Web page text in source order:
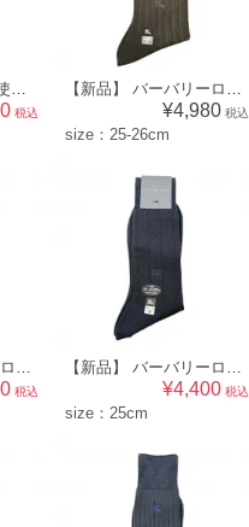
【訳アリ価格】【未使用品】 バーバリーロンドン BURBERRY LONDON メンズ 靴下 ソックス（無地×ワンポイント柄）グレー系 [size:25-26cm] br07018404
税込
【新品】 バーバリーロンドン BURBERRY LONDON メンズ 靴下 ソックス （ストライプ×ワンポイント柄）ブラウン系 [size:25-26cm] 52561
¥4,980 税込
size：25-26cm
【新品】 バーバリーロンドン BURBERRY LONDON メンズ 靴下 ソックス （ドット×ワンポイント柄）ブラウン系 [size:25-27cm] 52567
税込
【新品】 バーバリーロンドン BURBERRY LONDON メンズ 靴下 ソックス （模様×ワンポイント柄）ネイビー系 [size:25cm] 56866
¥4,400 税込
size：25cm